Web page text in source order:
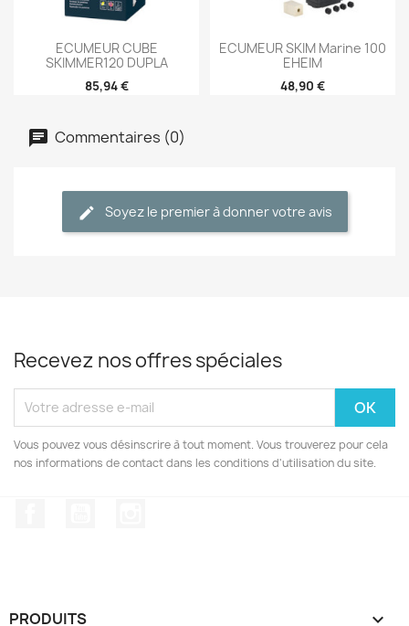
ECUMEUR CUBE
SKIMMER120 DUPLA
85,94 €
ECUMEUR SKIM Marine 100
EHEIM
48,90 €
Commentaires (0)
Soyez le premier à donner votre avis
Recevez nos offres spéciales
Vous pouvez vous désinscrire à tout moment. Vous trouverez pour cela
nos informations de contact dans les conditions d'utilisation du site.
PRODUITS 